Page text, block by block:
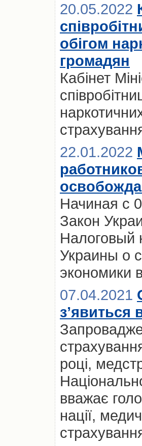
20.05.2022
обігом
громадян
Кабінет
22.01.2022
Начиная с
Закон
Налоговый
Украины о
экономики
07.04.2021
з’явиться
році,
вважає
нації,